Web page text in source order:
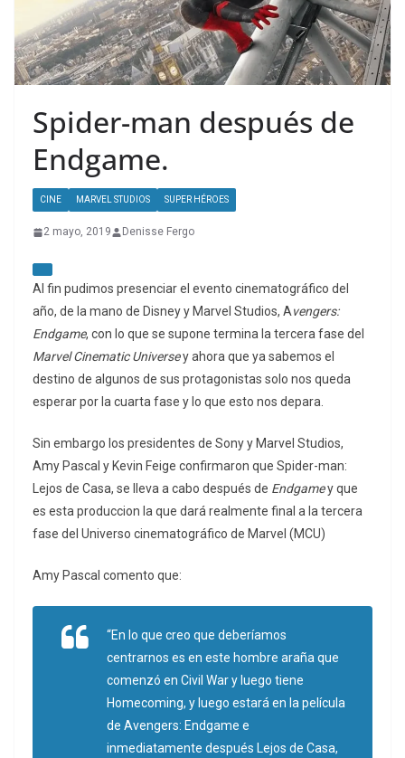
Spider-man después de
Endgame.
CINE MARVEL STUDIOS SUPER HÉROES
2 mayo, 2019 Denisse Fergo
Al fin pudimos presenciar el evento cinematográfico del
año, de la mano de Disney y Marvel Studios, Avengers:
Endgame, con lo que se supone termina la tercera fase del
Marvel Cinematic Universey ahora que ya sabemos el
destino de algunos de sus protagonistas solo nos queda
esperar por la cuarta fase y lo que esto nos depara.
Sin embargo los presidentes de Sony y Marvel Studios,
Amy Pascal y Kevin Feige confirmaron que Spider-man:
Lejos de Casa, se lleva a cabo después de Endgamey que
es esta produccion la que dará realmente final a la tercera
fase del Universo cinematográfico de Marvel (MCU)
Amy Pascal comento que:
“En lo que creo que deberíamos
centrarnos es en este hombre araña que
comenzó en Civil War y luego tiene
Homecoming, y luego estará en la película
de Avengers: Endgame e
inmediatamente después Lejos de Casa,